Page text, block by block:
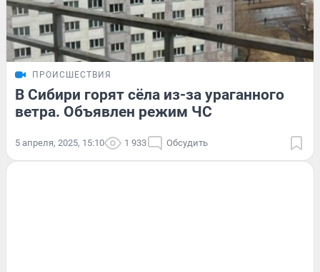
ПРОИСШЕСТВИЯ
В Сибири горят сёла из-за ураганного
ветра. Объявлен режим ЧС
5 апреля, 2025, 15:10 1 933 Обсудить